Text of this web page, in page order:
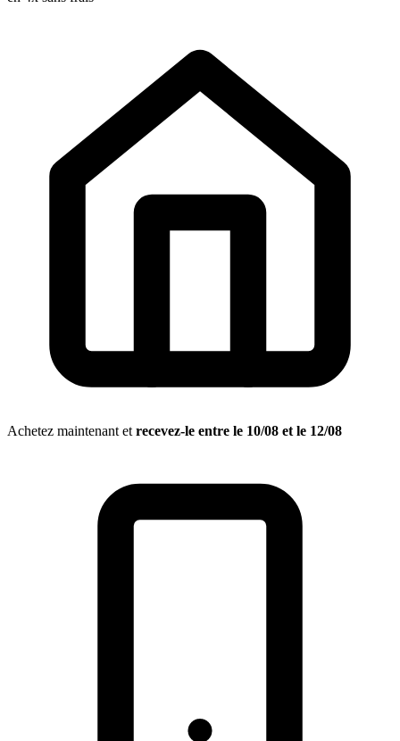
Achetez maintenant et recevez-le entre le 10/08 et le 12/08